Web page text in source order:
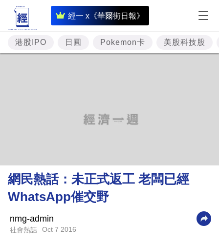
經一 x《華爾街日報》
即
時
財
經
理
財
商
科
港股IPO 日圓 Pokemon卡 美股科技股
網民熱話：未正式返工 老闆已經
WhatsApp催交野
nmg-admin
社會熱話 Oct 7 2016